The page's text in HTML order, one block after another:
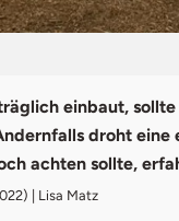
einbaut,
droht
achten sollte,
| Lisa Matz